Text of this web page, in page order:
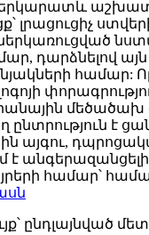
երկարատև
լրացուցիչ
դարձնելով
համար:
ընտրություն է
այգու,
անգերազանցելի
համար՝